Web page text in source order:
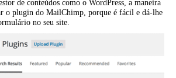
de conteúdos como o WordPress, a maneira
o plugin do MailChimp, porque é fácil e dá-lhe
no seu site.